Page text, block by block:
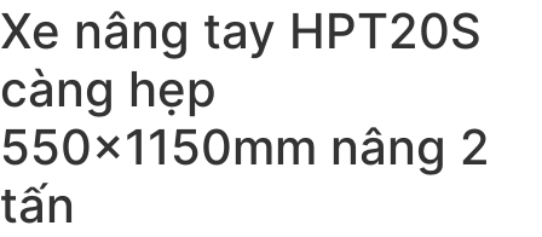
Xe nâng tay HPT20S
càng hẹp
550x1150mm nâng 2
tấn